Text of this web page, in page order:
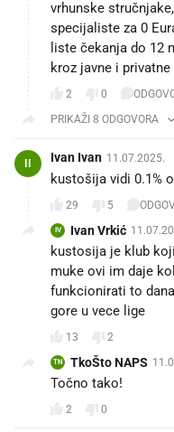
vrhunske
specijaliste za 0
liste čekanja do 12
kroz javne i
2 0
PRIKAŽI 8 ODGOVORA
II Ivan Ivan 11.07.2025.
kustošija vidi 0.1%
29 5
IV Ivan Vrkić
kustosija je klub
muke ovi im daje
funkcionirati to
gore u vece lige
13 2
TN TkoŠto NAPS
Točno tako!
2 0